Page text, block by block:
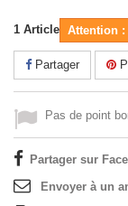
1 Article Attention
Partager
Pas de point
Partager sur
Envoyer à un